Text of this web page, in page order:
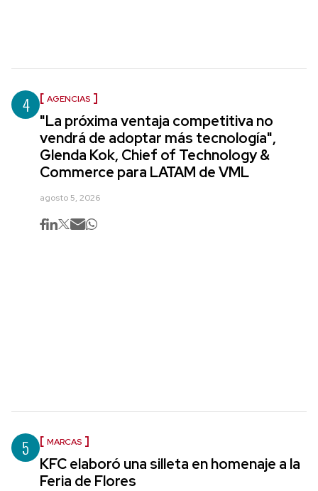
4 AGENCIAS
"La próxima ventaja competitiva no
vendrá de adoptar más tecnología",
Glenda Kok, Chief of Technology &
Commerce para LATAM de VML
agosto 5, 2026
5 MARCAS
KFC elaboró una silleta en homenaje a la
Feria de Flores